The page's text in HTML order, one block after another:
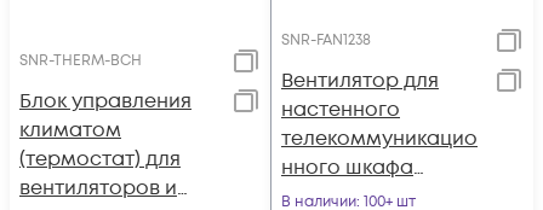
SNR-THERM-BCH
Блок управления
климатом
(термостат) для
вентиляторов и
SNR-FAN1238
Вентилятор для
настенного
телекоммуникацио
нного шкафа
120х120х38мм
В наличии: 100+ шт